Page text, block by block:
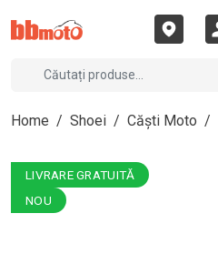
Home / Shoei / Căști Moto /
LIVRARE GRATUITĂ
NOU